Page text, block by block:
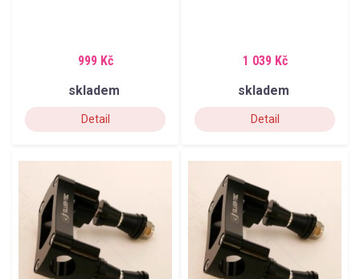
999 Kč
skladem
Detail
1 039 Kč
skladem
Detail